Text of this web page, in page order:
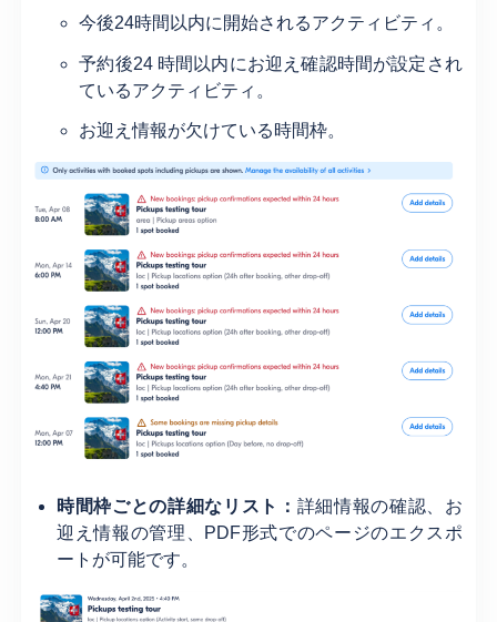
今後24時間以内に開始されるアクティビティ。
予約後24 時間以内にお迎え確認時間が設定され
ているアクティビティ。
お迎え情報が欠けている時間枠。
時間枠ごとの詳細なリスト： 詳細情報の確認、お
迎え情報の管理、PDF形式でのページのエクスポ
ートが可能です。